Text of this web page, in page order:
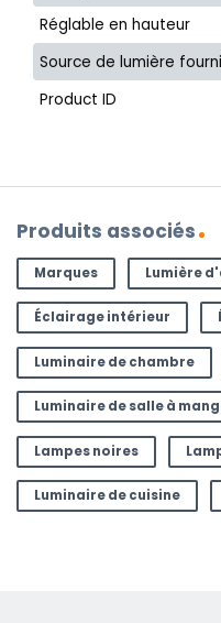
Réglable en hauteur
Source de lumière
Product ID
Produits associés
Marques Lumière
Éclairage intérieur
Luminaire de chambre
Luminaire de salle à
Lampes noires
Luminaire de cuisine